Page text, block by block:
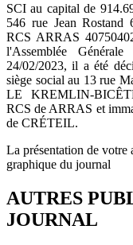
SCI au capital de
546 rue Jean Rostand
RCS ARRAS
l'Assemblée
24/02/2023, il a été
siège social au 13 rue
LE KREMLIN-
RCS de ARRAS et
de CRÉTEIL.
La présentation de votre
graphique du journal
AUTRES
JOURNAL